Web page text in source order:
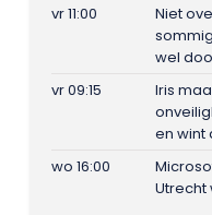
vr 11:00
Niet
wel
vr 09:15
Iris
en wint
wo 16:00
Utrecht